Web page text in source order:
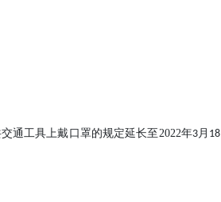
通工具上戴口罩的规定延长至 2022年3月 18